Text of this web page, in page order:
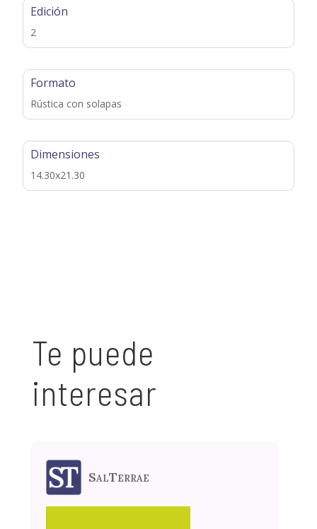
Edición
2
Formato
Rústica con solapas
Dimensiones
14.30x21.30
Te puede
interesar
SalTerrae